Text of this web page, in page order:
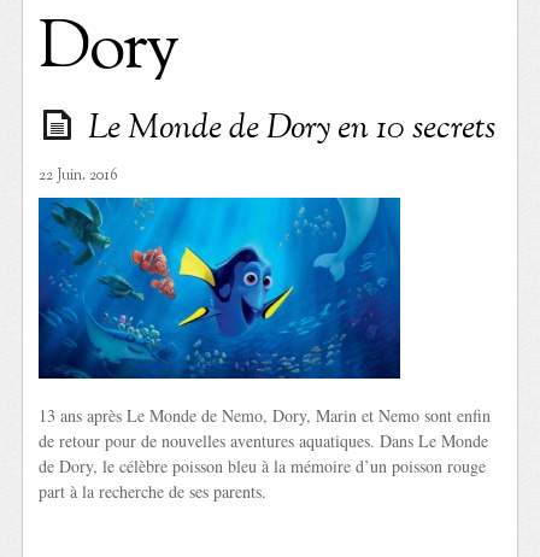
Dory
Le Monde de Dory en 10 secrets
22 Juin. 2016
13 ans après Le Monde de Nemo, Dory, Marin et Nemo sont enfin
de retour pour de nouvelles aventures aquatiques. Dans Le Monde
de Dory, le célèbre poisson bleu à la mémoire d’un poisson rouge
part à la recherche de ses parents.